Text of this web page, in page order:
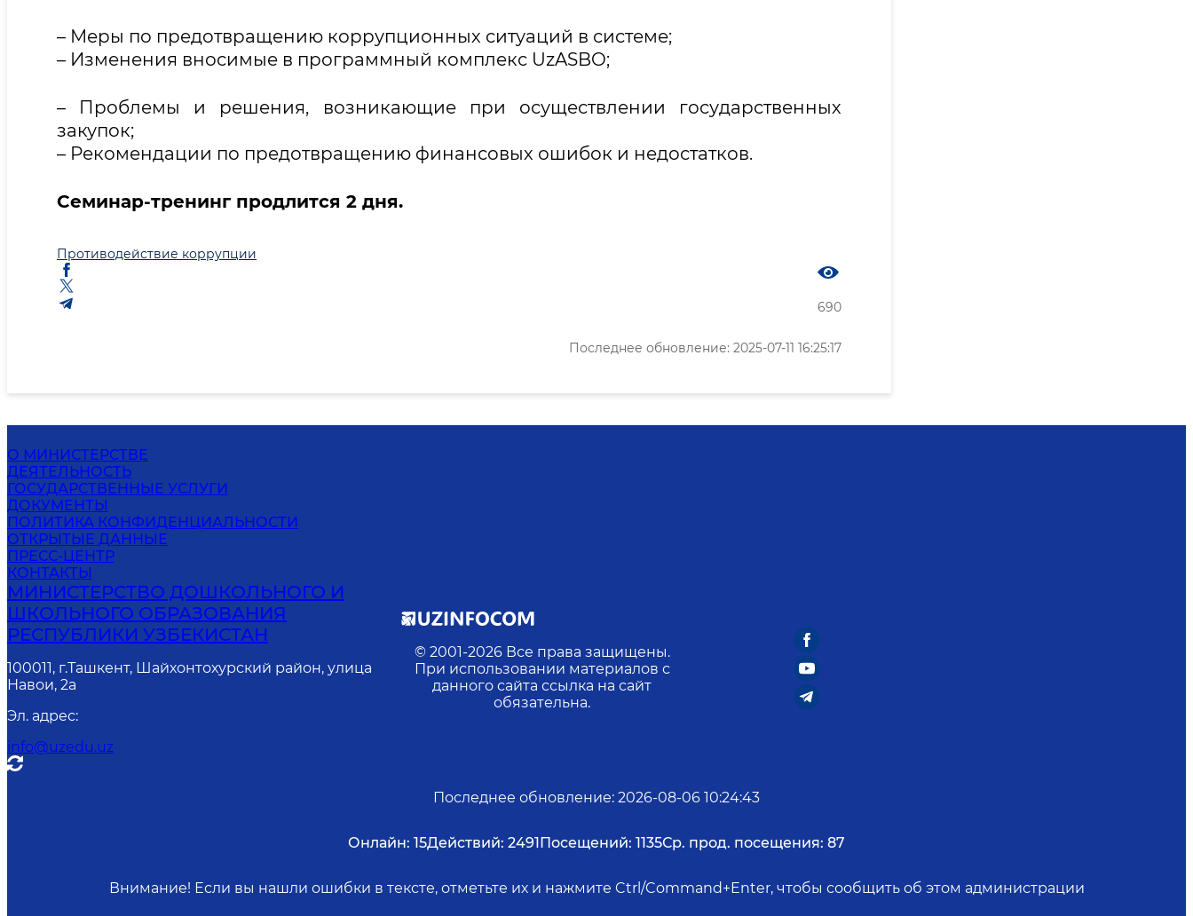
– Меры по предотвращению коррупционных ситуаций в системе;
– Изменения вносимые в программный комплекс UzASBO;
– Проблемы и решения, возникающие при осуществлении государственных
закупок;
– Рекомендации по предотвращению финансовых ошибок и недостатков.
Семинар-тренинг продлится 2 дня.
Противодействие коррупции
690
Последнее обновление: 2025-07-11 16:25:17
О МИНИСТЕРСТВЕ
ДЕЯТЕЛЬНОСТЬ
ГОСУДАРСТВЕННЫЕ УСЛУГИ
ДОКУМЕНТЫ
ПОЛИТИКА КОНФИДЕНЦИАЛЬНОСТИ
ОТКРЫТЫЕ ДАННЫЕ
ПРЕСС-ЦЕНТР
КОНТАКТЫ
МИНИСТЕРСТВО ДОШКОЛЬНОГО И
ШКОЛЬНОГО ОБРАЗОВАНИЯ
РЕСПУБЛИКИ УЗБЕКИСТАН
100011, г.Ташкент, Шайхонтохурский район, улица
Навои, 2а
Эл. адрес:
info@uzedu.uz
© 2001-2026 Все права защищены.
При использовании материалов с
данного сайта ссылка на сайт
обязательна.
Последнее обновление: 2026-08-06 10:24:43
Онлайн: 15Действий: 2491Посещений: 1135Ср. прод. посещения: 87
Внимание! Если вы нашли ошибки в тексте, отметьте их и нажмите Ctrl/Command+Enter, чтобы сообщить об этом администрации